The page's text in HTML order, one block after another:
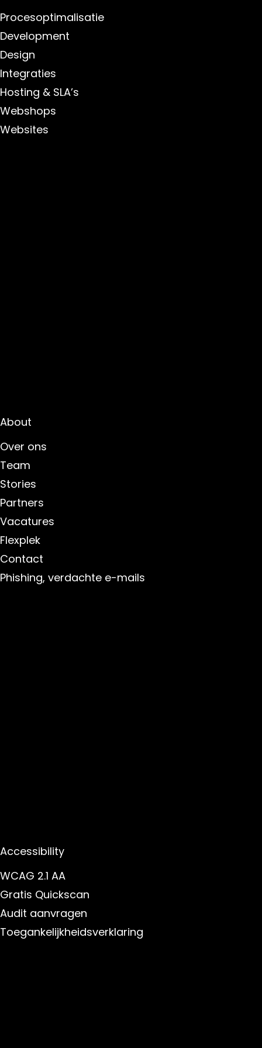
Procesoptimalisatie
Development
Design
Integraties
Hosting & SLA’s
Webshops
Websites
About
Over ons
Team
Stories
Partners
Vacatures
Flexplek
Contact
Phishing, verdachte e-mails
Accessibility
WCAG 2.1 AA
Gratis Quickscan
Audit aanvragen
Toegankelijkheidsverklaring